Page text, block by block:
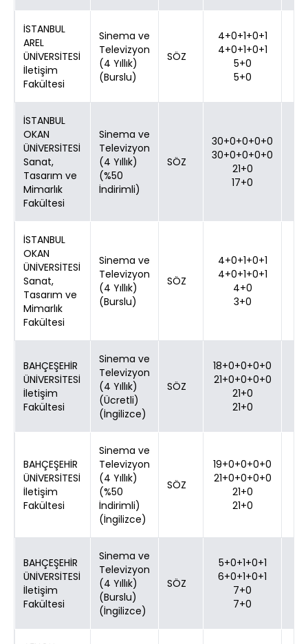
İSTANBUL
AREL
ÜNİVERSİTESİ
İletişim
Fakültesi
Sinema ve
Televizyon
(4 Yıllık)
(Burslu)
SÖZ
4+0+1+0+1
4+0+1+0+1
5+0
5+0
İSTANBUL
OKAN
ÜNİVERSİTESİ
Sanat,
Tasarım ve
Mimarlık
Fakültesi
Sinema ve
Televizyon
(4 Yıllık)
(%50
İndirimli)
SÖZ
30+0+0+0+0
30+0+0+0+0
21+0
17+0
İSTANBUL
OKAN
ÜNİVERSİTESİ
Sanat,
Tasarım ve
Mimarlık
Fakültesi
Sinema ve
Televizyon
(4 Yıllık)
(Burslu)
SÖZ
4+0+1+0+1
4+0+1+0+1
4+0
3+0
BAHÇEŞEHİR
ÜNİVERSİTESİ
İletişim
Fakültesi
Sinema ve
Televizyon
(4 Yıllık)
(Ücretli)
(İngilizce)
SÖZ
18+0+0+0+0
21+0+0+0+0
21+0
21+0
BAHÇEŞEHİR
ÜNİVERSİTESİ
İletişim
Fakültesi
Sinema ve
Televizyon
(4 Yıllık)
(%50
İndirimli)
(İngilizce)
SÖZ
19+0+0+0+0
21+0+0+0+0
21+0
21+0
BAHÇEŞEHİR
ÜNİVERSİTESİ
İletişim
Fakültesi
Sinema ve
Televizyon
(4 Yıllık)
(Burslu)
(İngilizce)
SÖZ
5+0+1+0+1
6+0+1+0+1
7+0
7+0